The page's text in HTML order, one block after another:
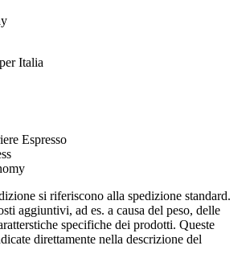
Italia
si riferiscono alla spedizione standard.
aggiuntivi, ad es. a causa del peso, delle
specifiche dei prodotti. Queste
direttamente nella descrizione del